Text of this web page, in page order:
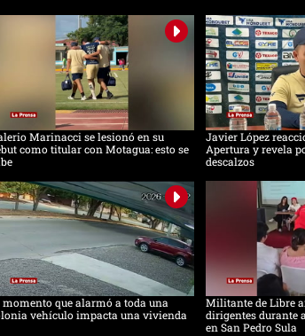
Marinacci se lesionó en su
como titular con Motagua: esto se
Javier López
Apertura y revela
descalzos
momento que alarmó a toda una
vehículo impacta una vivienda
Militante de Libre
dirigentes durante
en San Pedro Sula